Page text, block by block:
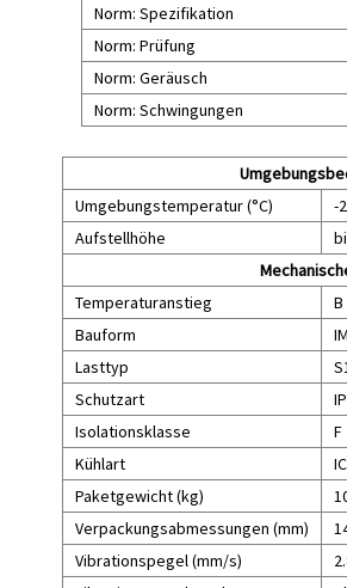
Norm: Spezifikation
Norm: Prüfung
Norm: Geräusch
Norm: Schwingungen
Umgebungstemperatur (°C)
-
Aufstellhöhe
Temperaturanstieg
B
Bauform
Lasttyp
Schutzart
Isolationsklasse
F
Kühlart
Paketgewicht (kg)
Verpackungsabmessungen (mm)
Vibrationspegel (mm/s)